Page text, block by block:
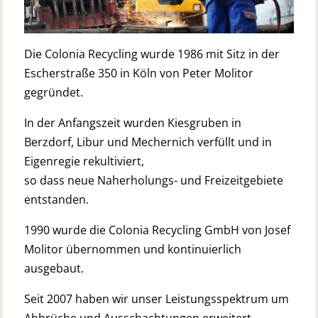
Die Colonia Recycling wurde 1986 mit Sitz in der
Escherstraße 350 in Köln von Peter Molitor
gegründet.
In der Anfangszeit wurden Kiesgruben in
Berzdorf, Libur und Mechernich verfüllt und in
Eigenregie rekultiviert,
so dass neue Naherholungs- und Freizeitgebiete
entstanden.
1990 wurde die Colonia Recycling GmbH von Josef
Molitor übernommen und kontinuierlich
ausgebaut.
Seit 2007 haben wir unser Leistungsspektrum um